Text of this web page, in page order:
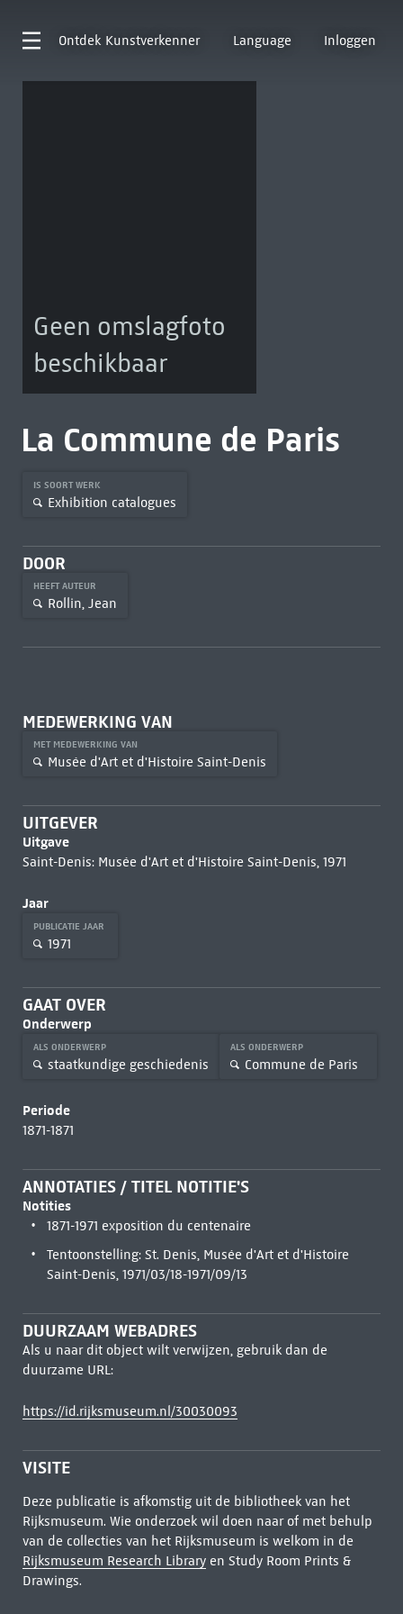
Ontdek Kunstverkenner Language Inloggen
Geen omslagfoto
beschikbaar
La Commune de Paris
IS SOORT WERK
Exhibition catalogues
DOOR
HEEFT AUTEUR
Rollin, Jean
MEDEWERKING VAN
MET MEDEWERKING VAN
Musée d'Art et d'Histoire Saint-Denis
UITGEVER
Uitgave
Saint-Denis: Musée d'Art et d'Histoire Saint-Denis, 1971
Jaar
PUBLICATIE JAAR
1971
GAAT OVER
Onderwerp
ALS ONDERWERP
staatkundige geschiedenis
ALS ONDERWERP
Commune de Paris
Periode
1871-1871
ANNOTATIES / TITEL NOTITIE'S
Notities
1871-1971 exposition du centenaire
Tentoonstelling: St. Denis, Musée d'Art et d'Histoire
Saint-Denis, 1971/03/18-1971/09/13
DUURZAAM WEBADRES
Als u naar dit object wilt verwijzen, gebruik dan de
duurzame URL:
https://id.rijksmuseum.nl/30030093
VISITE
Deze publicatie is afkomstig uit de bibliotheek van het
Rijksmuseum. Wie onderzoek wil doen naar of met behulp
van de collecties van het Rijksmuseum is welkom in de
Rijksmuseum Research Libraryen Study Room Prints &
Drawings.